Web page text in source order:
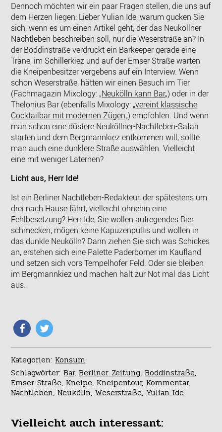
Dennoch möchten wir ein paar Fragen stellen, die uns auf
dem Herzen liegen: Lieber Yulian Ide, warum gucken Sie
sich, wenn es um einen Artikel geht, der das Neuköllner
Nachtleben beschreiben soll, nur die Weserstraße an? In
der Boddinstraße verdrückt ein Barkeeper gerade eine
Träne, im Schillerkiez und auf der Emser Straße warten
die Kneipenbesitzer vergebens auf ein Interview. Wenn
schon Weserstraße, hätten wir einen Besuch im Tier
(Fachmagazin Mixology: „Neukölln kann Bar„) oder in der
Thelonius Bar (ebenfalls Mixology: „vereint klassische
Cocktailbar mit modernen Zügen„) empfohlen. Und wenn
man schon eine düstere Neuköllner-Nachtleben-Safari
starten und dem Bergmannkiez entkommen will, sollte
man auch eine dunklere Straße auswählen. Vielleicht
eine mit weniger Laternen?
Licht aus, Herr Ide!
Ist ein Berliner Nachtleben-Redakteur, der spätestens um
drei nach Hause fährt, vielleicht ohnehin eine
Fehlbesetzung? Herr Ide, Sie wollen aufregendes Bier
schmecken, mögen keine Kapuzenpullis und wollen in
das dunkle Neukölln? Dann ziehen Sie sich was Schickes
an, erstehen sich eine Palette Paderborner im Kaufland
und setzen sich vors Tempelhofer Feld. Oder sie bleiben
im Bergmannkiez und machen halt zur Not mal das Licht
aus.
Kategorien:Konsum
Schlagwörter:Bar,Berliner Zeitung,Boddinstraße,
Emser Straße,Kneipe,Kneipentour,Kommentar,
Nachtleben,Neukölln,Weserstraße,Yulian Ide
Vielleicht auch interessant: